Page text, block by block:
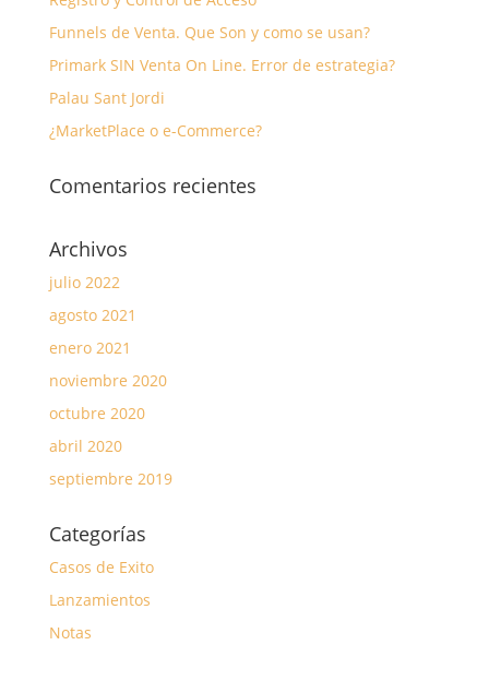
Funnels de Venta. Que Son y como se usan?
Primark SIN Venta On Line. Error de estrategia?
Palau Sant Jordi
¿MarketPlace o e-Commerce?
Comentarios recientes
Archivos
julio 2022
agosto 2021
enero 2021
noviembre 2020
octubre 2020
abril 2020
septiembre 2019
Categorías
Casos de Exito
Lanzamientos
Notas